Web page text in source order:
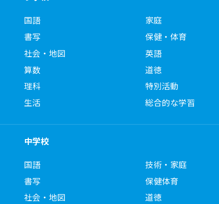
国語
書写
社会・地図
算数
理科
生活
家庭
保健・体育
英語
道徳
特別活動
総合的な学習
中学校
国語
書写
社会・地図
技術・家庭
保健体育
道徳